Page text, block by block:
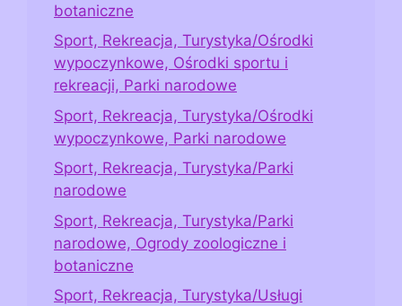
botaniczne
Sport, Rekreacja, Turystyka/Ośrodki
wypoczynkowe, Ośrodki sportu i
rekreacji, Parki narodowe
Sport, Rekreacja, Turystyka/Ośrodki
wypoczynkowe, Parki narodowe
Sport, Rekreacja, Turystyka/Parki
narodowe
Sport, Rekreacja, Turystyka/Parki
narodowe, Ogrody zoologiczne i
botaniczne
Sport, Rekreacja, Turystyka/Usługi